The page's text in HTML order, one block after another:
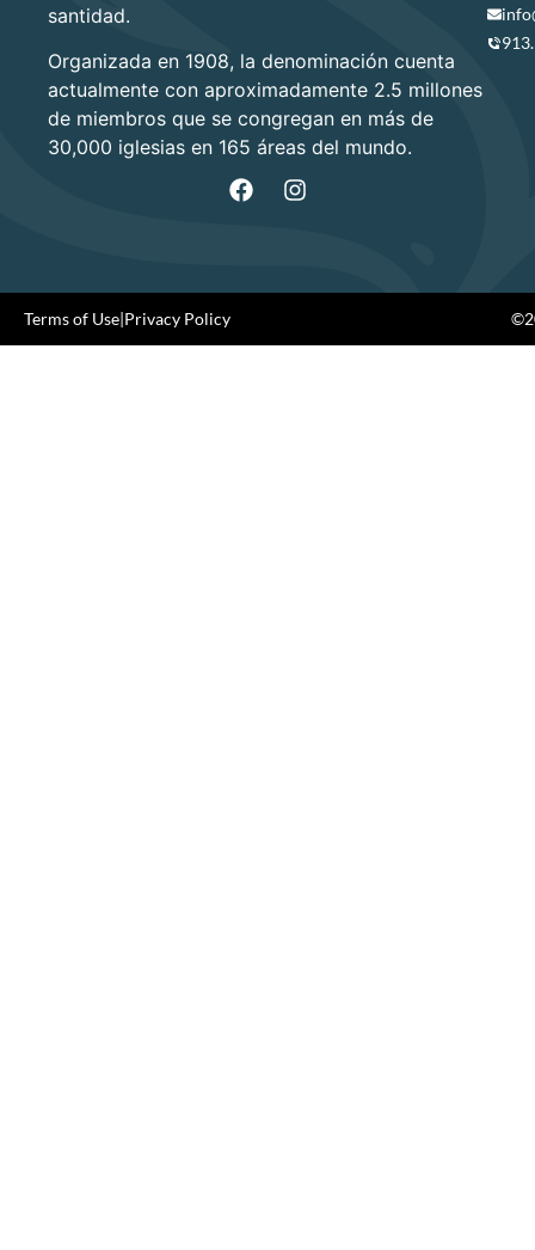
santidad.
Organizada en 1908, la denominación cuenta
actualmente con aproximadamente 2.5 millones
de miembros que se congregan en más de
30,000 iglesias en 165 áreas del mundo.
Terms of Use Privacy Policy